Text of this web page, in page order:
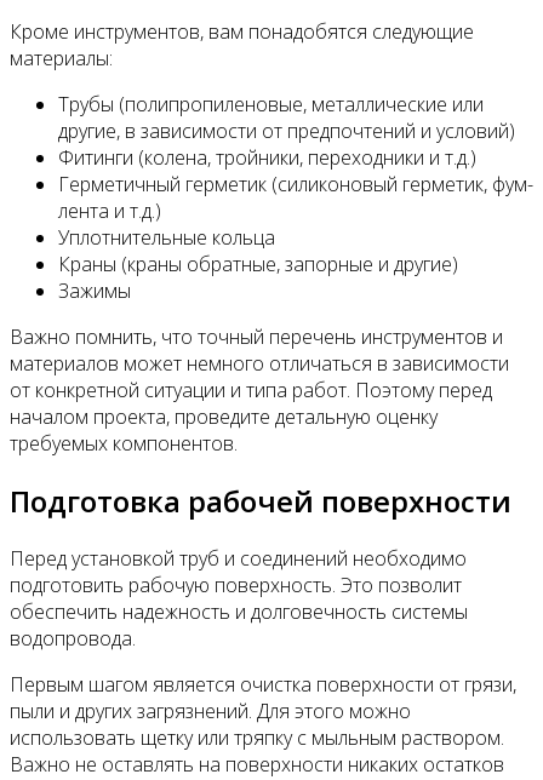
Кроме инструментов, вам понадобятся следующие
материалы:
Трубы (полипропиленовые, металлические или
другие, в зависимости от предпочтений и условий)
Фитинги (колена, тройники, переходники и т.д.)
Герметичный герметик (силиконовый герметик, фум-
лента и т.д.)
Уплотнительные кольца
Краны (краны обратные, запорные и другие)
Зажимы
Важно помнить, что точный перечень инструментов и
материалов может немного отличаться в зависимости
от конкретной ситуации и типа работ. Поэтому перед
началом проекта, проведите детальную оценку
требуемых компонентов.
Подготовка рабочей поверхности
Перед установкой труб и соединений необходимо
подготовить рабочую поверхность. Это позволит
обеспечить надежность и долговечность системы
водопровода.
Первым шагом является очистка поверхности от грязи,
пыли и других загрязнений. Для этого можно
использовать щетку или тряпку с мыльным раствором.
Важно не оставлять на поверхности никаких остатков